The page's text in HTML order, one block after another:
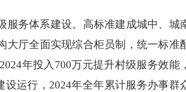
服务体系建设。高标准建成城中、城
大厅全面实现综合柜员制，统一标准
2024年投入 700万元提升村级服务效能，
运行， 2024年全年累计服务办事群